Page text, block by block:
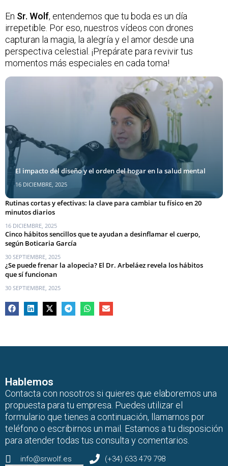
En Sr. Wolf, entendemos que tu boda es un día
irrepetible. Por eso, nuestros vídeos con drones
capturan la magia, la alegría y el amor desde una
perspectiva celestial. ¡Prepárate para revivir tus
momentos más especiales en cada toma!
El impacto del diseño y el orden del hogar en la salud mental
16 DICIEMBRE, 2025
Rutinas cortas y efectivas: la clave para cambiar tu físico en 20
minutos diarios
16 DICIEMBRE, 2025
Cinco hábitos sencillos que te ayudan a desinflamar el cuerpo,
según Boticaria García
30 SEPTIEMBRE, 2025
¿Se puede frenar la alopecia? El Dr. Arbeláez revela los hábitos
que sí funcionan
30 SEPTIEMBRE, 2025
Hablemos
Contacta con nosotros si quieres que elaboremos una
propuesta para tu empresa. Puedes utilizar el
formulario que tienes a continuación, llamarnos por
teléfono o escribirnos un mail. Estamos a tu disposición
para atender todas tus consulta y comentarios.
info@srwolf.es (+34) 633 479 798